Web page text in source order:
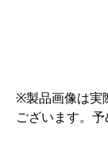
※製品画像は実
ございます。予